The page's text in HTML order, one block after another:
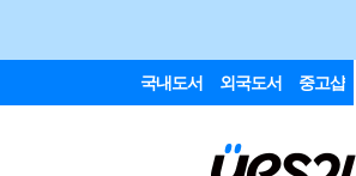
국내도서 외국도서 중고샵